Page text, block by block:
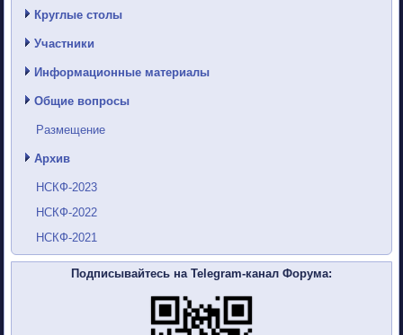
Круглые столы
Участники
Информационные материалы
Общие вопросы
Размещение
Архив
НСКФ-2023
НСКФ-2022
НСКФ-2021
Подписывайтесь на Telegram-канал Форума: